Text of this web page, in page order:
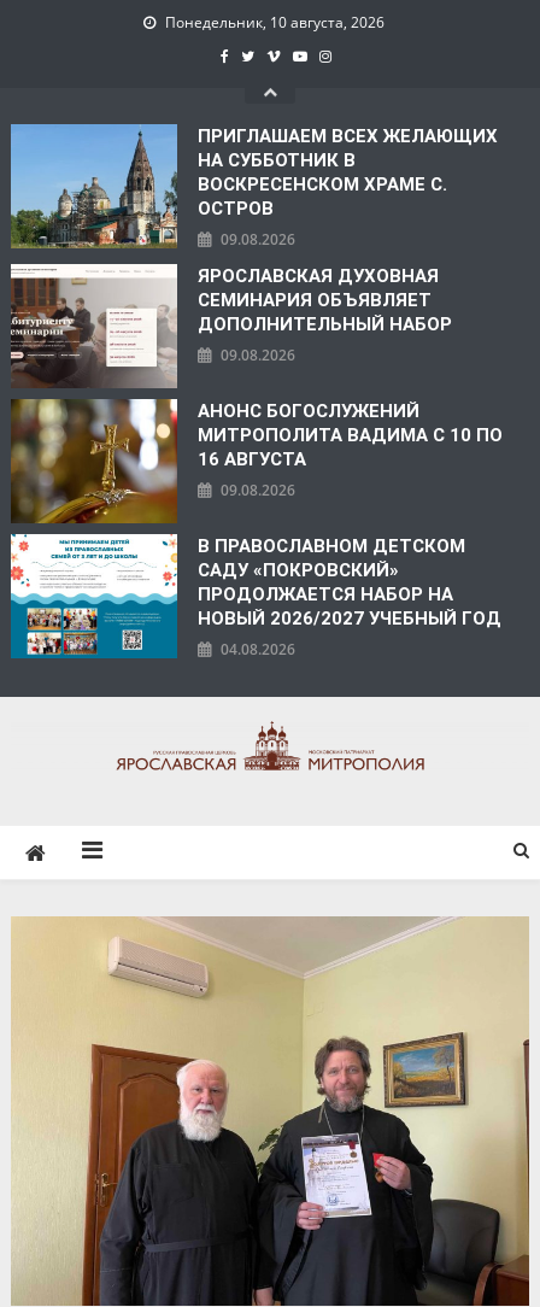
Понедельник, 10 августа, 2026
ПРИГЛАШАЕМ ВСЕХ ЖЕЛАЮЩИХ
НА СУББОТНИК В
ВОСКРЕСЕНСКОМ ХРАМЕ С.
ОСТРОВ
09.08.2026
ЯРОСЛАВСКАЯ ДУХОВНАЯ
СЕМИНАРИЯ ОБЪЯВЛЯЕТ
ДОПОЛНИТЕЛЬНЫЙ НАБОР
09.08.2026
АНОНС БОГОСЛУЖЕНИЙ
МИТРОПОЛИТА ВАДИМА С 10 ПО
16 АВГУСТА
09.08.2026
В ПРАВОСЛАВНОМ ДЕТСКОМ
САДУ «ПОКРОВСКИЙ»
ПРОДОЛЖАЕТСЯ НАБОР НА
НОВЫЙ 2026/2027 УЧЕБНЫЙ ГОД
04.08.2026